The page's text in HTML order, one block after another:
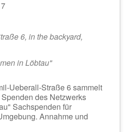
6, in the backyard,
in Löbtau"
Ueberall-Straße 6 sammelt
des Netzwerks
Sachspenden für
Annahme und